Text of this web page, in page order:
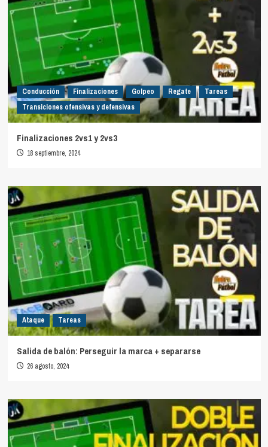
Conducción Finalizaciones Golpeo Regate
Tareas
Transiciones ofensivas y defensivas
Finalizaciones 2vs1 y 2vs3
18 septiembre, 2024
Ataque Tareas
Salida de balón: Perseguir la marca + separarse
26 agosto, 2024